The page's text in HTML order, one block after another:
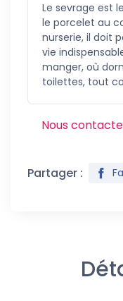
Le sevrage est
le porcelet au
nurserie, il doit
vie
manger, où
toilettes, tout
Nous
Partager :